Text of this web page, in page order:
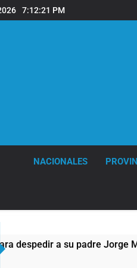
7:12:22 PM
NACIONALES
Jorge Messi